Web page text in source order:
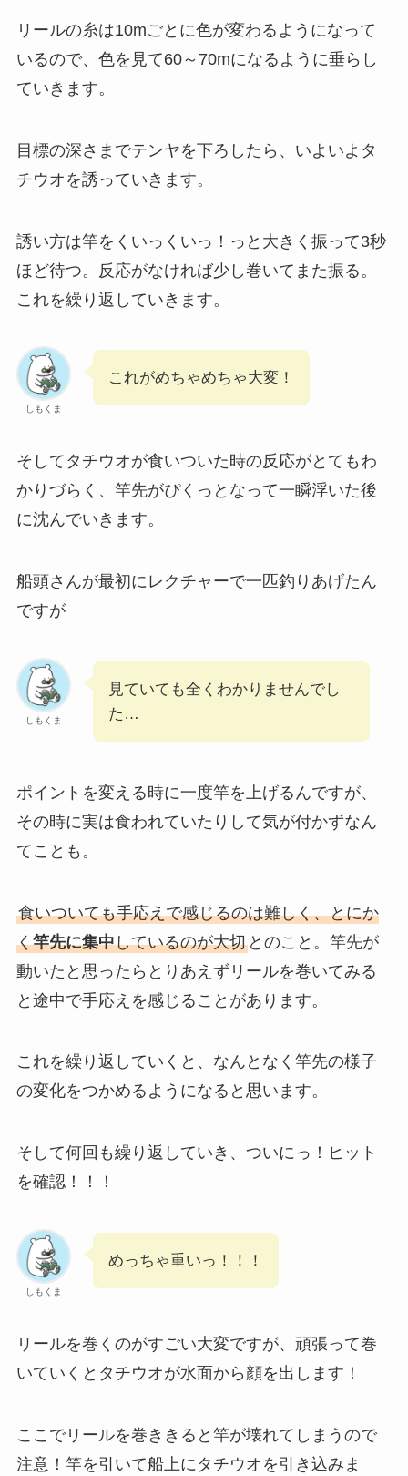
リールの糸は10mごとに色が変わるようになって
いるので、色を見て60～70mになるように垂らし
ていきます。
目標の深さまでテンヤを下ろしたら、いよいよタ
チウオを誘っていきます。
誘い方は竿をくいっくいっ！っと大きく振って3秒
ほど待つ。反応がなければ少し巻いてまた振る。
これを繰り返していきます。
しもくま
これがめちゃめちゃ大変！
そしてタチウオが食いついた時の反応がとてもわ
かりづらく、竿先がぴくっとなって一瞬浮いた後
に沈んでいきます。
船頭さんが最初にレクチャーで一匹釣りあげたん
ですが
しもくま
見ていても全くわかりませんでし
た…
ポイントを変える時に一度竿を上げるんですが、
その時に実は食われていたりして気が付かずなん
てことも。
食いついても手応えで感じるのは難しく、とにか
く竿先に集中しているのが大切とのこと。竿先が
動いたと思ったらとりあえずリールを巻いてみる
と途中で手応えを感じることがあります。
これを繰り返していくと、なんとなく竿先の様子
の変化をつかめるようになると思います。
そして何回も繰り返していき、ついにっ！ヒット
を確認！！！
しもくま
めっちゃ重いっ！！！
リールを巻くのがすごい大変ですが、頑張って巻
いていくとタチウオが水面から顔を出します！
ここでリールを巻ききると竿が壊れてしまうので
注意！竿を引いて船上にタチウオを引き込みま